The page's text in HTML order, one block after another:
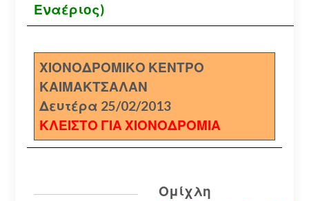
Εναέριος)
ΧΙΟΝΟΔΡΟΜΙΚΟ ΚΕΝΤΡΟ
ΚΑΙΜΑΚΤΣΑΛΑΝ
Δευτέρα 25/02/2013
ΚΛΕΙΣΤΟ ΓΙΑ ΧΙΟΝΟΔΡΟΜΙΑ
Ομίχλη